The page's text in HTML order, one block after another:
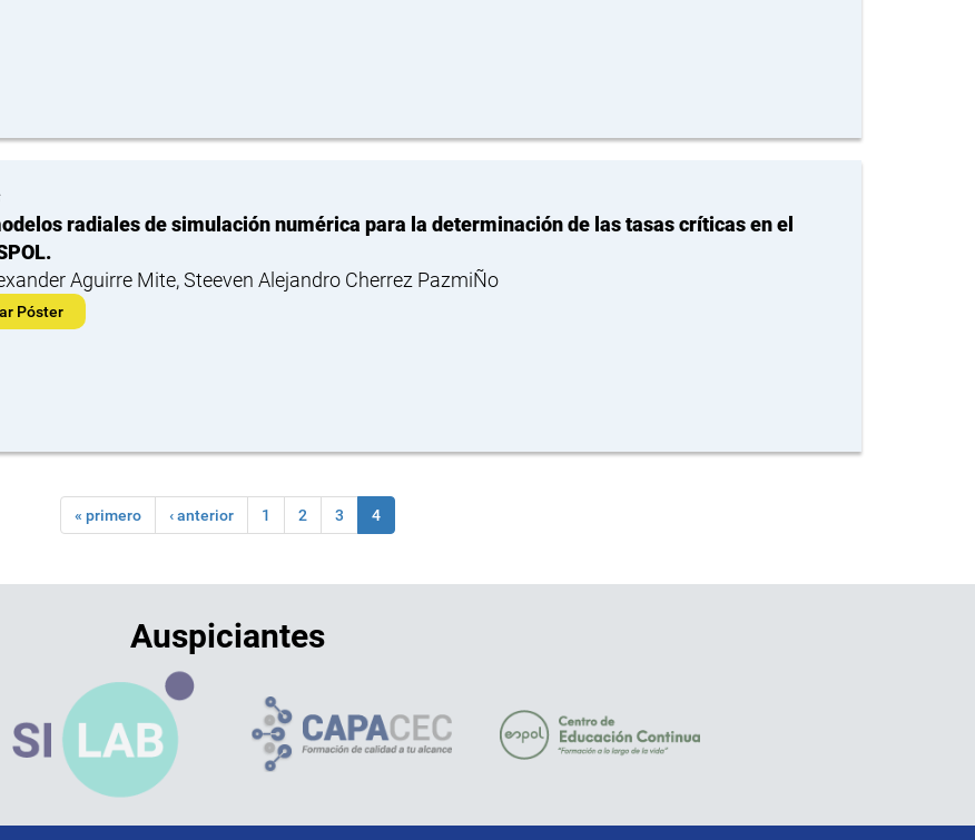
radiales de simulación numérica para la determinación de las tasas críticas en el
Aguirre Mite, Steeven Alejandro Cherrez PazmiÑo
Póster
« primero ‹ anterior 1 2 3 4
Auspiciantes